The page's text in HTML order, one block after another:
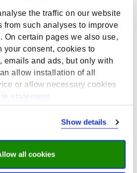
the traffic on our website
from such analyses to improve
On certain pages we also use,
your consent, cookies to
emails and ads, but only with
allow installation of all
or allow necessary cookies
statement
Show details
all cookies
het buitenland te verhuizen en
van invloed zijn op
waarnaar zij verhuizen. Het
om te migreren niet alleen
economische factoren, zoals
ook door niet-economische
verschillen. Ten eerste blijkt
culturele afstand mensen kan
de sterk geïntegreerde regio's
toont het aan dat financiële
toen Nederland een
buitenlandse werknemers
dat zij het land zouden verlaten